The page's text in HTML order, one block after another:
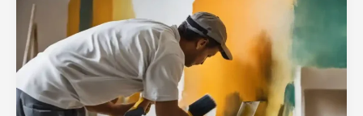
وتقسيم
وترميم
جورج